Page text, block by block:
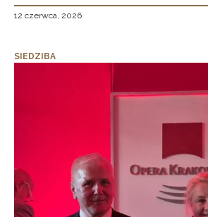
12 czerwca, 2026
SIEDZIBA